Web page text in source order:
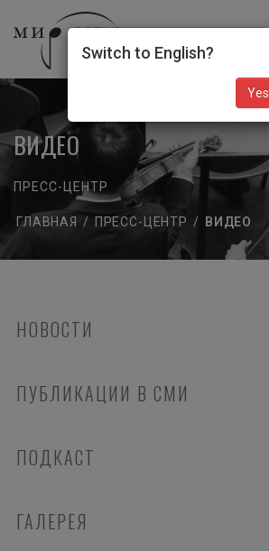
ВИДЕО
ПРЕСС-ЦЕНТР
ГЛАВНАЯ / ПРЕСС-ЦЕНТР / ВИДЕО
НОВОСТИ
ПУБЛИКАЦИИ В СМИ
ПОДКАСТ
ГАЛЕРЕЯ
Switch to English?
Yes